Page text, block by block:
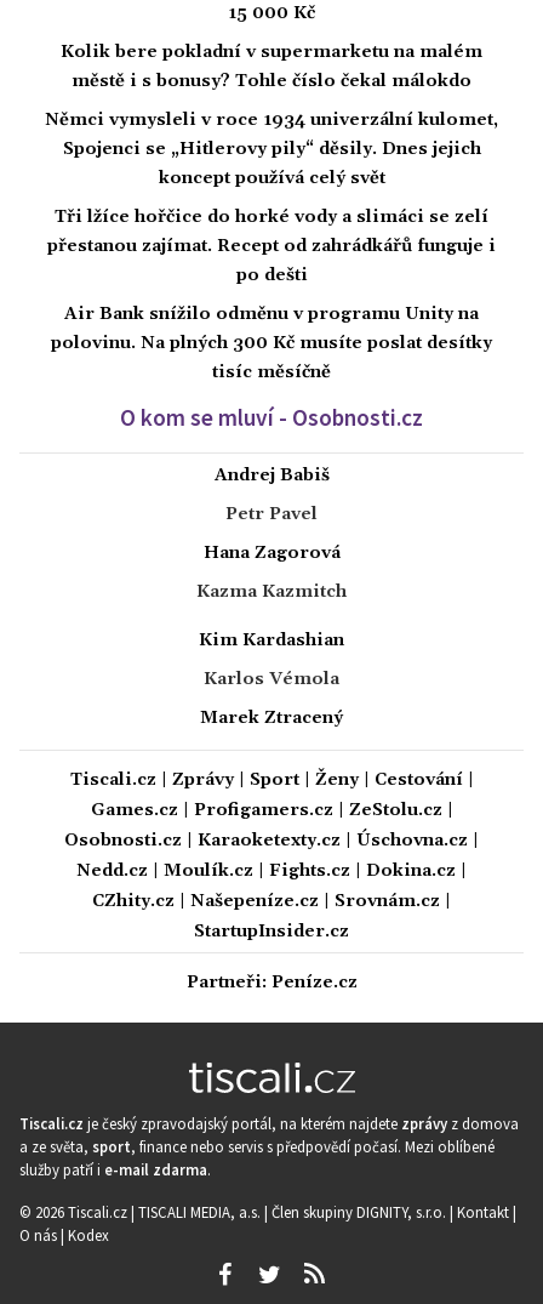
15 000 Kč
Kolik bere pokladní v supermarketu na malém
městě i s bonusy? Tohle číslo čekal málokdo
Němci vymysleli v roce 1934 univerzální kulomet,
Spojenci se „Hitlerovy pily“ děsily. Dnes jejich
koncept používá celý svět
Tři lžíce hořčice do horké vody a slimáci se zelí
přestanou zajímat. Recept od zahrádkářů funguje i
po dešti
Air Bank snížilo odměnu v programu Unity na
polovinu. Na plných 300 Kč musíte poslat desítky
tisíc měsíčně
O kom se mluví - Osobnosti.cz
Andrej Babiš
Petr Pavel
Hana Zagorová
Kazma Kazmitch
Kim Kardashian
Karlos Vémola
Marek Ztracený
Tiscali.cz Zprávy| Sport| Ženy| Cestování|
Games.cz
Profigamers.cz ZeStolu.cz
Osobnosti.cz
Karaoketexty.cz Úschovna.cz
Nedd.cz
Moulík.cz Fights.cz Dokina.cz
CZhity.cz
Našepeníze.cz Srovnám.cz
StartupInsider.cz
Partneři: Peníze.cz
Tiscali.cz je český zpravodajský portál, na kterém najdete zprávy z domova
a ze světa, sport, finance nebo servis s předpovědí počasí. Mezi oblíbené
služby patří i e-mail zdarma.
© 2026 Tiscali.cz | TISCALI MEDIA, a.s. | Člen skupiny DIGNITY, s.r.o. | Kontakt|
O nás| Kodex